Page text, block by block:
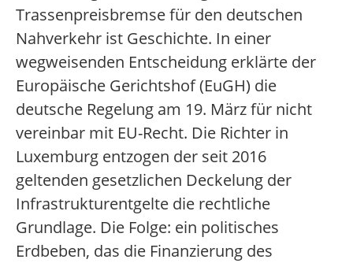
Trassenpreisbremse für den deutschen
Nahverkehr ist Geschichte. In einer
wegweisenden Entscheidung erklärte der
Europäische Gerichtshof (EuGH) die
deutsche Regelung am 19. März für nicht
vereinbar mit EU-Recht. Die Richter in
Luxemburg entzogen der seit 2016
geltenden gesetzlichen Deckelung der
Infrastrukturentgelte die rechtliche
Grundlage. Die Folge: ein politisches
Erdbeben, das die Finanzierung des